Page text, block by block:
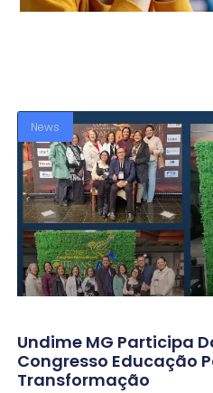
News
Undime MG Participa
Congresso Educação
Transformação